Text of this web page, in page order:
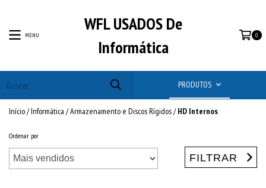
MENU
WFL USADOS De
Informática
0
PRODUTOS
Início/Informática /Armazenamento e Discos Rígidos/ HD Internos
Ordenar por
FILTRAR